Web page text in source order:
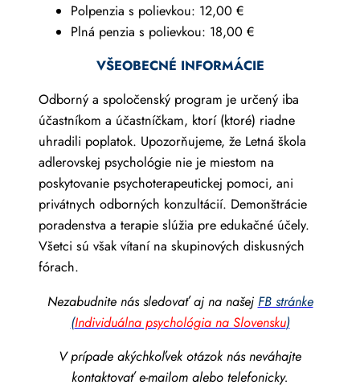
Polpenzia s polievkou: 12,00 €
Plná penzia s polievkou: 18,00 €
VŠEOBECNÉ INFORMÁCIE
Odborný a spoločenský program je určený iba
účastníkom a účastníčkam, ktorí (ktoré) riadne
uhradili poplatok. Upozorňujeme, že Letná škola
adlerovskej psychológie nie je miestom na
poskytovanie psychoterapeutickej pomoci, ani
privátnych odborných konzultácií. Demonštrácie
poradenstva a terapie slúžia pre edukačné účely.
Všetci sú však vítaní na skupinových diskusných
fórach.
Nezabudnite nás sledovať aj na našej FB stránke
(Individuálna psychológia na Slovensku)
V prípade akýchkoľvek otázok nás neváhajte
kontaktovať e-mailom alebo telefonicky.